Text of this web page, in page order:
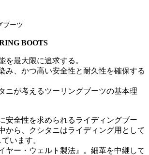
ブーツ
BOOTS
を最大限に追求する。
み、かつ高い安全性と耐久性を確保する
ニが考えるツーリングブーツの基本理
安全性を求められるライディングブー
から、クシタニはライディング用として
います。
ヤー・ウェルト製法』。細革を中継して